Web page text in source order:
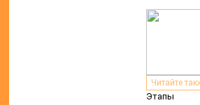
Читайте
Этапы